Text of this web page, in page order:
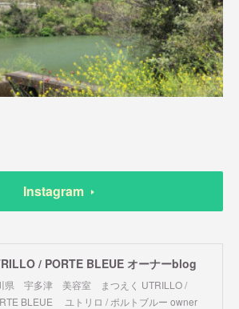
Instagram
/ PORTE BLEUE オーナーblog
県 宇多津 美容室 まつえく UTRILLO /
BLEUE ユトリロ / ポルトブルー owner